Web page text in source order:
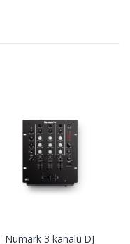
Numark 3 kanālu DJ